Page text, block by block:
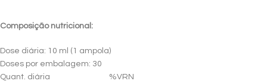
Composição nutricional:
Dose diária: 10 ml (1 ampola)
Doses por embalagem: 30
Quant. diária %VRN